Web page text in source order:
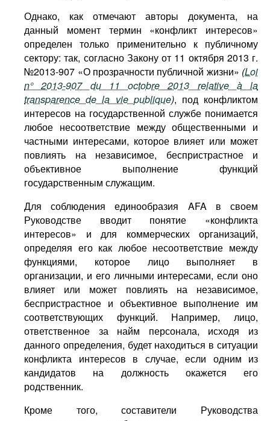
Однако, как отмечают авторы документа, на
данный момент термин «конфликт интересов»
определен только применительно к публичному
сектору: так, согласно Закону от 11 октября 2013 г.
№2013-907 «О прозрачности публичной жизни» (Loi
n° 2013-907 du 11 octobre 2013 relative à la
transparence de la vie publique), под конфликтом
интересов на государственной службе понимается
любое несоответствие между общественными и
частными интересами, которое влияет или может
повлиять на независимое, беспристрастное и
объективное выполнение функций
государственным служащим.
Для соблюдения единообразия AFA в своем
Руководстве вводит понятие «конфликта
интересов» и для коммерческих организаций,
определяя его как любое несоответствие между
функциями, которое лицо выполняет в
организации, и его личными интересами, если оно
влияет или может повлиять на независимое,
беспристрастное и объективное выполнение им
соответствующих функций. Например, лицо,
ответственное за найм персонала, исходя из
данного определения, будет находиться в ситуации
конфликта интересов в случае, если одним из
кандидатов на должность окажется его
родственник.
Кроме того, составители Руководства